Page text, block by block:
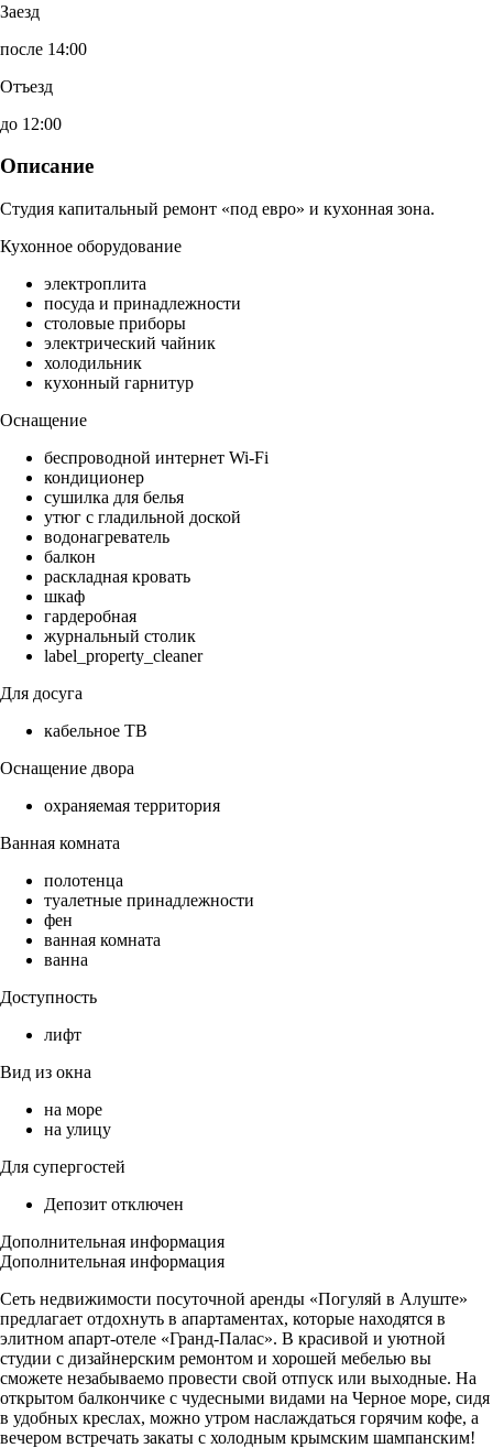
Заезд
после 14:00
Отъезд
до 12:00
Описание
Студия капитальный ремонт «под евро» и кухонная зона.
Кухонное оборудование
электроплита
посуда и принадлежности
столовые приборы
электрический чайник
холодильник
кухонный гарнитур
Оснащение
беспроводной интернет Wi-Fi
кондиционер
сушилка для белья
утюг с гладильной доской
водонагреватель
балкон
раскладная кровать
шкаф
гардеробная
журнальный столик
label_property_cleaner
Для досуга
кабельное ТВ
Оснащение двора
охраняемая территория
Ванная комната
полотенца
туалетные принадлежности
фен
ванная комната
ванна
Доступность
лифт
Вид из окна
на море
на улицу
Для супергостей
Депозит отключен
Дополнительная информация
Дополнительная информация
Сеть недвижимости посуточной аренды «Погуляй в Алуште»
предлагает отдохнуть в апартаментах, которые находятся в
элитном апарт-отеле «Гранд-Палас». В красивой и уютной
студии с дизайнерским ремонтом и хорошей мебелью вы
сможете незабываемо провести свой отпуск или выходные. На
открытом балкончике с чудесными видами на Черное море, сидя
в удобных креслах, можно утром наслаждаться горячим кофе, а
вечером встречать закаты с холодным крымским шампанским!